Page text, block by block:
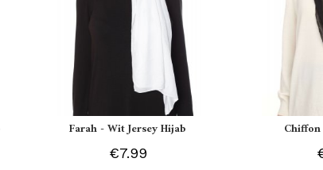
Farah - Wit Jersey Hijab
€7.99